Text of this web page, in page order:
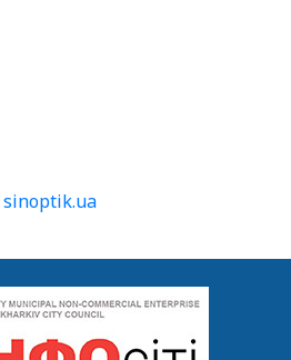
sinoptik.ua